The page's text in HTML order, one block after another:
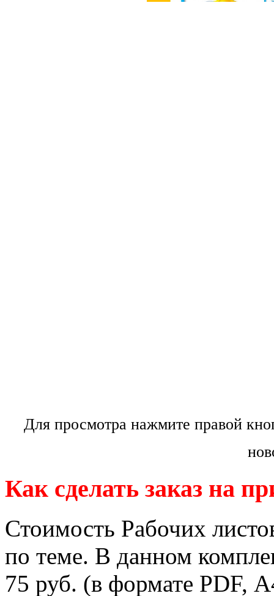
Для просмотра нажмите правой
Как сделать заказ на
Стоимость Рабочих
по теме. В данном
75 руб. (в формате PDF,